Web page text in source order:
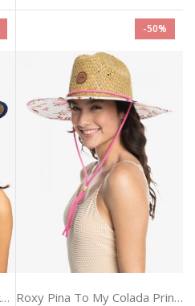
Roxy Coffee Blues Αξεσουαρ Γυναικειο Roxy Pina To My Colada Printed Αξεσουαρ Γυναικειο
-50%